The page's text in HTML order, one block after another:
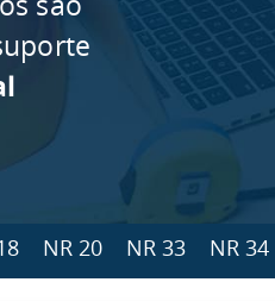
NR 20 NR 33 NR 34